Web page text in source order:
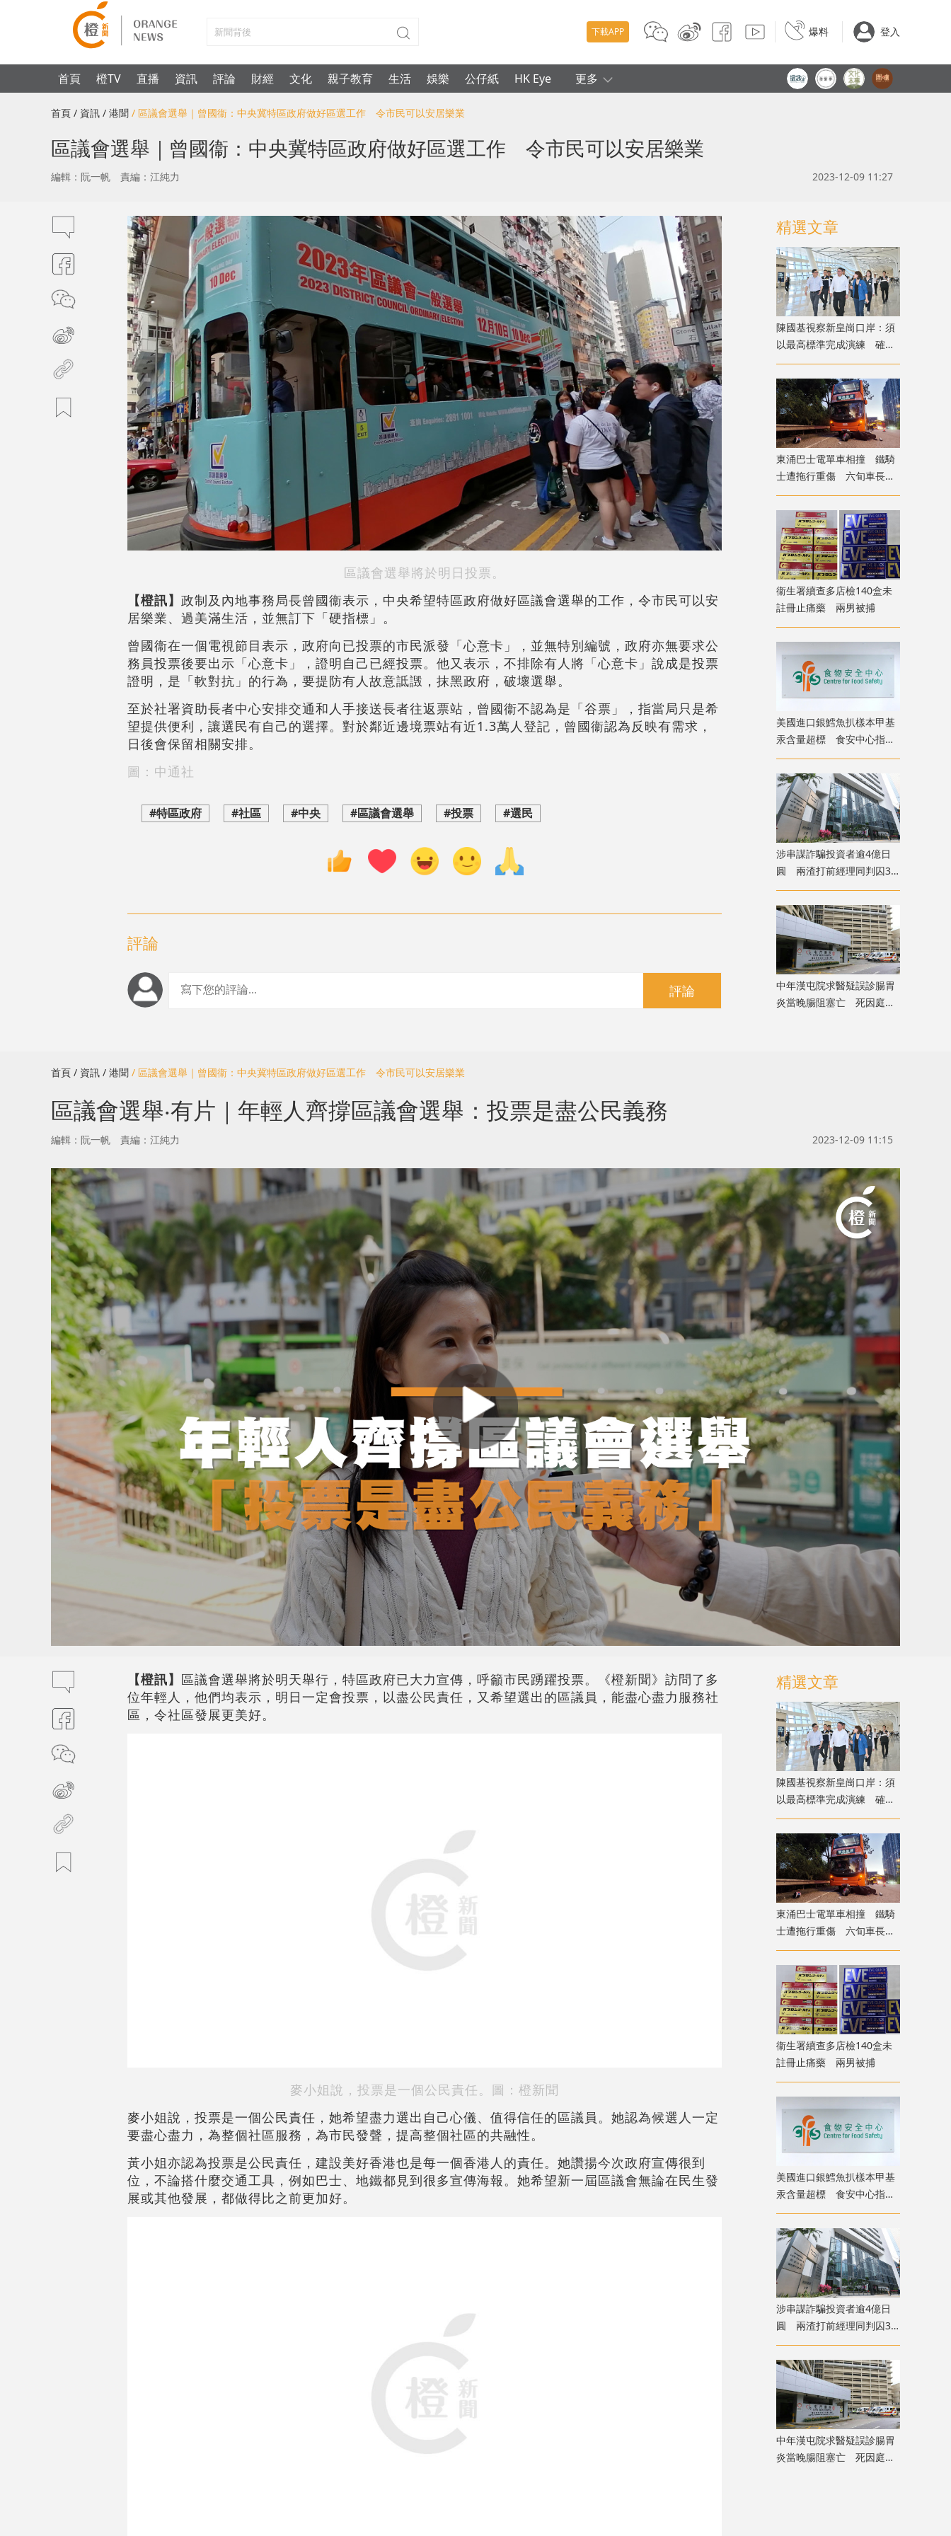
下載APP 爆料 登入
首頁 橙TV 直播 資訊 評論 財經 文化 親子教育 生活 娛樂 公仔紙 HK Eye 更多
首頁 / 資訊 / 港聞 / 區議會選舉｜曾國衞：中央冀特區政府做好區選工作 令市民可以安居樂業
區議會選舉｜曾國衞：中央冀特區政府做好區選工作 令市民可以安居樂業
編輯：阮一帆 責編：江純力 2023-12-09 11:27
區議會選舉將於明日投票。
【橙訊】 政制及內地事務局長曾國衞表示，中央希望特區政府做好區議會選舉的工作，令市民可以安
居樂業、過美滿生活，並無訂下「硬指標」。
曾國衞在一個電視節目表示，政府向已投票的市民派發「心意卡」，並無特別編號，政府亦無要求公
務員投票後要出示「心意卡」，證明自己已經投票。他又表示，不排除有人將「心意卡」說成是投票
證明，是「軟對抗」的行為，要提防有人故意詆譭，抹黑政府，破壞選舉。
至於社署資助長者中心安排交通和人手接送長者往返票站，曾國衞不認為是「谷票」，指當局只是希
望提供便利，讓選民有自己的選擇。對於鄰近邊境票站有近1.3萬人登記，曾國衞認為反映有需求，
日後會保留相關安排。
圖：中通社
#特區政府 #社區 #中央 #區議會選舉 #投票 #選民
評論
評論
精選文章
陳國基視察新皇崗口岸：須
以最高標準完成演練 確保
通關萬無一失
東涌巴士電單車相撞 鐵騎
士遭拖行重傷 六旬車長涉
危駕被捕
衞生署續查多店檢140盒未
註冊止痛藥 兩男被捕
美國進口銀鱈魚扒樣本甲基
汞含量超標 食安中心指令
下架
涉串謀詐騙投資者逾4億日
圓 兩渣打前經理同判囚3
年
中年漢屯院求醫疑誤診腸胃
炎當晚腸阻塞亡 死因庭展
首頁 / 資訊 / 港聞 / 區議會選舉｜曾國衞：中央冀特區政府做好區選工作 令市民可以安居樂業
區議會選舉‧有片｜年輕人齊撐區議會選舉：投票是盡公民義務
編輯：阮一帆 責編：江純力 2023-12-09 11:15
【橙訊】 區議會選舉將於明天舉行，特區政府已大力宣傳，呼籲市民踴躍投票。《橙新聞》訪問了多
位年輕人，他們均表示，明日一定會投票，以盡公民責任，又希望選出的區議員，能盡心盡力服務社
區，令社區發展更美好。
麥小姐說，投票是一個公民責任。圖：橙新聞
麥小姐說，投票是一個公民責任，她希望盡力選出自己心儀、值得信任的區議員。她認為候選人一定
要盡心盡力，為整個社區服務，為市民發聲，提高整個社區的共融性。
黃小姐亦認為投票是公民責任，建設美好香港也是每一個香港人的責任。她讚揚今次政府宣傳很到
位，不論搭什麼交通工具，例如巴士、地鐵都見到很多宣傳海報。她希望新一屆區議會無論在民生發
展或其他發展，都做得比之前更加好。
精選文章
陳國基視察新皇崗口岸：須
以最高標準完成演練 確保
通關萬無一失
東涌巴士電單車相撞 鐵騎
士遭拖行重傷 六旬車長涉
危駕被捕
衞生署續查多店檢140盒未
註冊止痛藥 兩男被捕
美國進口銀鱈魚扒樣本甲基
汞含量超標 食安中心指令
下架
涉串謀詐騙投資者逾4億日
圓 兩渣打前經理同判囚3
年
中年漢屯院求醫疑誤診腸胃
炎當晚腸阻塞亡 死因庭展